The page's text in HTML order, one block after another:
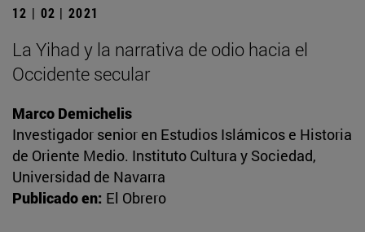
12 | 02 | 2021
La Yihad y la narrativa de odio hacia el
Occidente secular
Marco Demichelis
Investigador senior en Estudios Islámicos e Historia
de Oriente Medio. Instituto Cultura y Sociedad,
Universidad de Navarra
Publicado en: El Obrero